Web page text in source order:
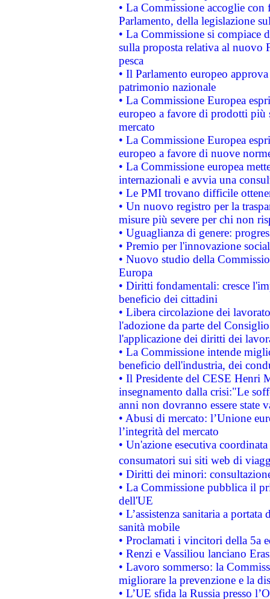
• La Commissione accoglie
Parlamento, della legislazione
• La Commissione si compiace
sulla proposta relativa al nuovo
pesca
• Il Parlamento europeo
patrimonio nazionale
• La Commissione Europea
europeo a favore di prodotti
mercato
• La Commissione Europea
europeo a favore di nuove
• La Commissione europea
internazionali e avvia una
• Le PMI trovano difficile
• Un nuovo registro per la
misure più severe per chi non
• Uguaglianza di genere:
• Premio per l'innovazione
• Nuovo studio della
Europa
• Diritti fondamentali: cresce
beneficio dei cittadini
• Libera circolazione dei
l'adozione da parte del
l'applicazione dei diritti dei
• La Commissione intende
beneficio dell'industria, dei
• Il Presidente del CESE Henri
insegnamento dalla crisi:"Le
anni non dovranno essere state
• Abusi di mercato: l’Unione
l’integrità del mercato
• Un'azione esecutiva
consumatori sui siti web di
• Diritti dei minori:
• La Commissione pubblica il
dell'UE
• L’assistenza sanitaria a
sanità mobile
• Proclamati i vincitori della 5a
• Renzi e Vassiliou lanciano
• Lavoro sommerso: la
migliorare la prevenzione e la
• L’UE sfida la Russia presso